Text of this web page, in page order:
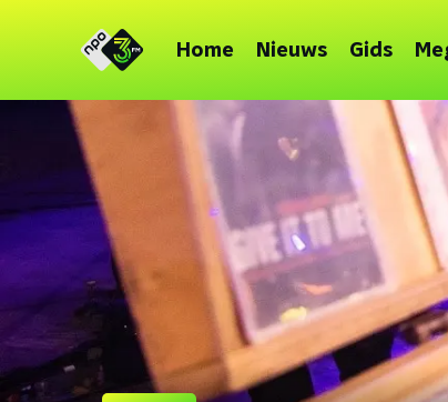
Home Nieuws Gids